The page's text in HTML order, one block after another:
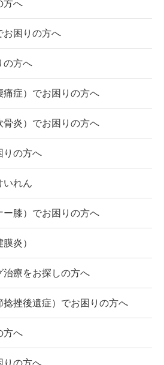
方へ
お困りの方へ
の方へ
痛症）でお困りの方へ
骨炎）でお困りの方へ
りの方へ
いれん
ー膝）でお困りの方へ
炎）
治療をお探しの方へ
捻挫後遺症）でお困りの方へ
方へ
りの方へ